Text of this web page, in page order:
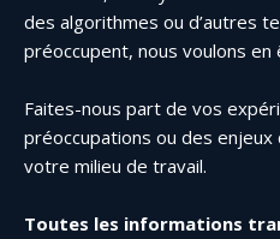
des algorithmes ou d’autres
préoccupent, nous voulons
Faites-nous part de vos
préoccupations ou des
votre milieu de travail.
Toutes les informations